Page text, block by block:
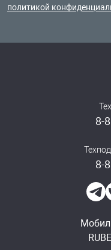
политикой
8-
8-